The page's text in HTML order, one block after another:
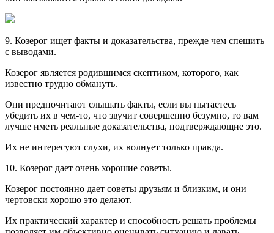
9. Козерог ищет факты и доказательства, прежде чем спешить
с выводами.
Козерог является родившимся скептиком, которого, как
известно трудно обмануть.
Они предпочитают слышать факты, если вы пытаетесь
убедить их в чем-то, что звучит совершенно безумно, то вам
лучше иметь реальные доказательства, подтверждающие это.
Их не интересуют слухи, их волнует только правда.
10. Козерог дает очень хорошие советы.
Козерог постоянно дает советы друзьям и близким, и они
чертовски хорошо это делают.
Их практический характер и способность решать проблемы